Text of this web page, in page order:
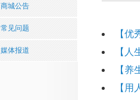
商城公告
常见问题
媒体报道
【
【
【
【